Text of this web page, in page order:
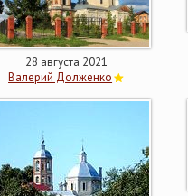
28 августа 2021
Валерий Долженко